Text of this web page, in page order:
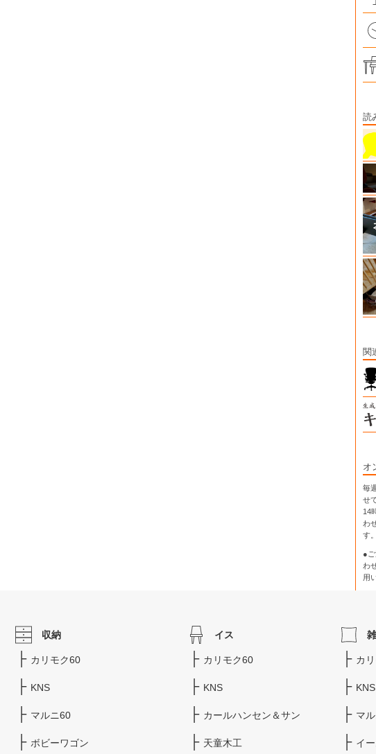
読
関
オ
毎
せ
14
わ
す。
●
わ
用
収納
カリモク60
KNS
マルニ60
ボビーワゴン
イス
カリモク60
KNS
カールハンセン＆サン
天童木工
カ
KNS
マ
イ